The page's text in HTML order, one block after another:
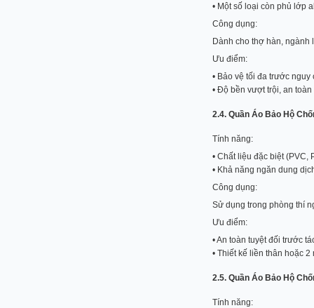
• Một số loại còn phủ lớp
Công dụng:
Dành cho thợ hàn, ngành
Ưu điểm:
• Bảo vệ tối đa trước
• Độ bền vượt trội, an
2.4. Quần Áo Bảo Hộ
Tính năng:
• Chất liệu đặc biệt (PVC,
• Khả năng ngăn dung
Công dụng:
Sử dụng trong phòng thí
Ưu điểm:
• An toàn tuyệt đối trước
• Thiết kế liền thân hoặc
2.5. Quần Áo Bảo Hộ
Tính năng: